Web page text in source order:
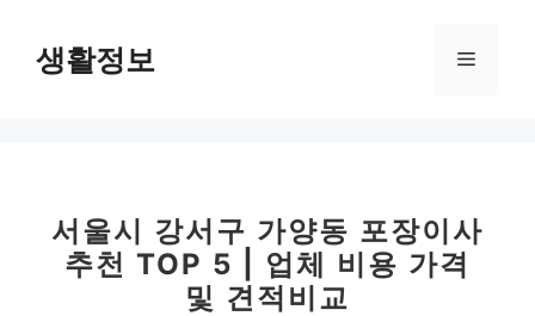
생활정보 메
서울시 강서구 가양동 포장이사
추천 TOP 5 | 업체 비용 가격
및 견적비교